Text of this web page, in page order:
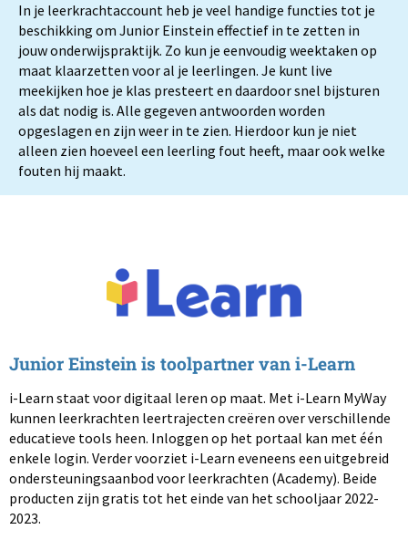
In je leerkrachtaccount heb je veel handige functies tot je
beschikking om Junior Einstein effectief in te zetten in
jouw onderwijspraktijk. Zo kun je eenvoudig weektaken op
maat klaarzetten voor al je leerlingen. Je kunt live
meekijken hoe je klas presteert en daardoor snel bijsturen
als dat nodig is. Alle gegeven antwoorden worden
opgeslagen en zijn weer in te zien. Hierdoor kun je niet
alleen zien hoeveel een leerling fout heeft, maar ook welke
fouten hij maakt.
Junior Einstein is toolpartner van i-Learn
i-Learn staat voor digitaal leren op maat. Met i-Learn MyWay
kunnen leerkrachten leertrajecten creëren over verschillende
educatieve tools heen. Inloggen op het portaal kan met één
enkele login. Verder voorziet i-Learn eveneens een uitgebreid
ondersteuningsaanbod voor leerkrachten (Academy). Beide
producten zijn gratis tot het einde van het schooljaar 2022-
2023.